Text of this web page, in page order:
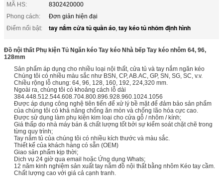
MÃ HS:
8302420000
Phong cách:
Đơn giản hiện đại
Điểm nổi bật:
tay nắm cửa tủ quần áo, tay kéo tủ nhôm định hình
Đồ nội thất Phụ kiện Tủ Ngăn kéo Tay kéo Nhà bếp Tay kéo nhôm 64, 96,
128mm
Sản phẩm áp dụng cho nhiều loại nội thất, cửa tủ và tay nắm ngăn kéo
Chúng tôi có nhiều màu sắc như BSN, CP, AB.AC, GP, SN, SG, SC, v.v.
Chiều rộng lỗ chung: 64, 96, 128, 160, 192, 224,320 mm.
Ngoài ra, chúng tôi có khoảng cách lỗ dài
384.448.512.544.608.704.800.896.928.960.1024.1056
Được áp dụng công nghệ tiên tiến để xử lý bề mặt để đảm bảo sản phẩm
của chúng tôi có khả năng chống ăn mòn và chống lão hóa cực cao.
Được sử dụng làm phụ kiện kim loại cho cửa gỗ / nhôm / kính;
Giá thấp do nhà máy bán & chất lượng tốt bởi sự kiểm soát chặt chẽ trong
từng quy trình;
Tay nắm tủ của chúng tôi có nhiều kích thước và màu sắc.
Thiết kế của khách hàng có sẵn (OEM)
Giao sản phẩm kịp thời;
Dịch vụ 24 giờ qua email hoặc Ứng dụng Whats;
12 năm kinh nghiệm sản xuất tay nắm đồ nội thất bằng nhôm Kéo tay cầm.
Chất lượng cao với giá cả cạnh tranh.